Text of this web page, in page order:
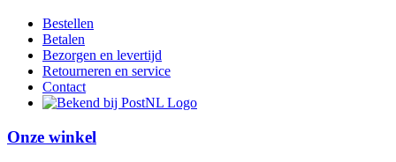
Bestellen
Betalen
Bezorgen en levertijd
Retourneren en service
Contact
Onze winkel